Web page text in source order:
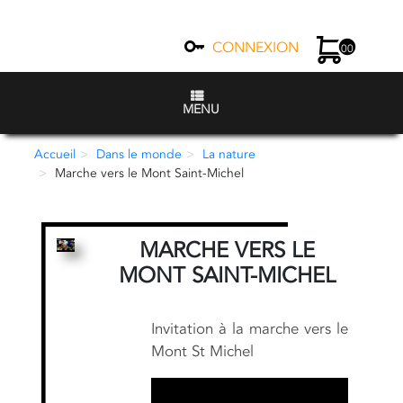
CONNEXION 00
MENU
Accueil Dans le monde
La nature
Marche vers le Mont Saint-Michel
MARCHE VERS LE
MONT SAINT-MICHEL
Invitation à la marche vers le
Mont St Michel